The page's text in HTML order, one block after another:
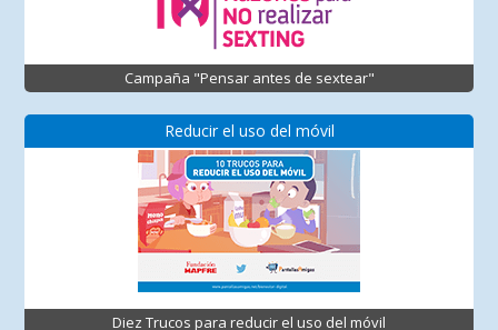
Campaña "Pensar antes de sextear"
Reducir el uso del móvil
Diez Trucos para reducir el uso del móvil